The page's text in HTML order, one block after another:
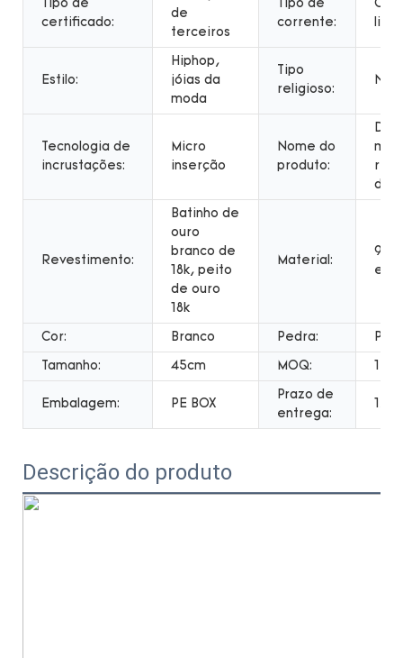
Tipo de
certificado:
de
terceiros
Tipo de
corrente:
links
Estilo:
Hiphop,
jóias da
moda
Tipo
religioso:
Tecnologia de
incrustações:
Micro
inserção
Nome do
produto:
mais
de
Revestimento:
Batinho de
ouro
branco de
18k, peito
de ouro
18k
Material:
925
Cor: Branco Pedra:
Tamanho: 45cm MOQ:
Embalagem: PE BOX
Prazo de
entrega:
Descrição do produto